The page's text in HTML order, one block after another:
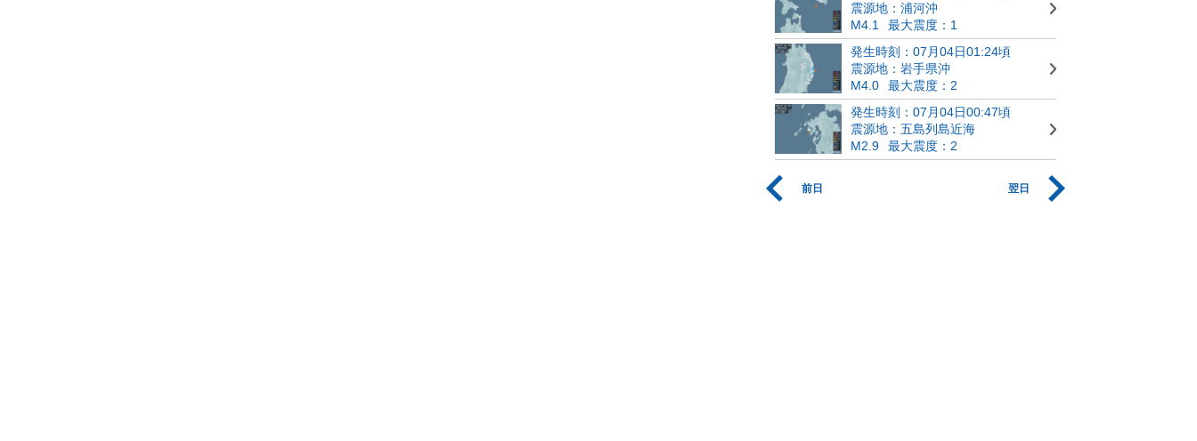
震源地：浦河沖
M4.1
最大震度：1
発生時刻：07月04日01:24頃
震源地：岩手県沖
M4.0
最大震度：2
発生時刻：07月04日00:47頃
震源地：五島列島近海
M2.9
最大震度：2
前日 翌日